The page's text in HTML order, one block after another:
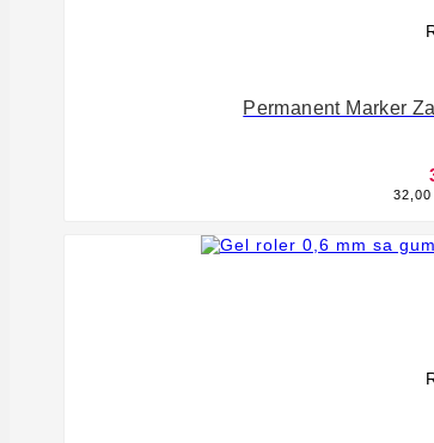

Permanent Marker